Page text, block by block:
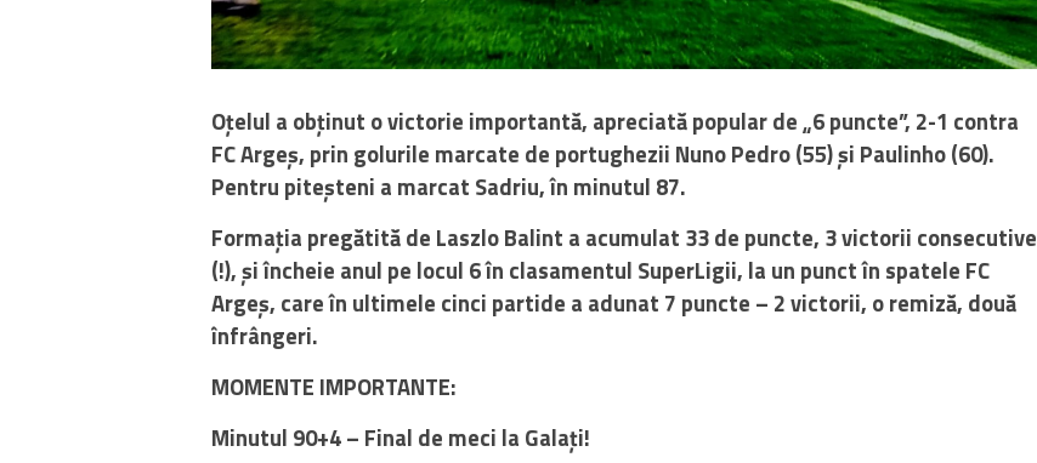
Oțelul a obținut o victorie importantă, apreciată popular de „6 puncte”, 2-1 contra
FC Argeș, prin golurile marcate de portughezii Nuno Pedro (55) și Paulinho (60).
Pentru piteșteni a marcat Sadriu, în minutul 87.
Formația pregătită de Laszlo Balint a acumulat 33 de puncte, 3 victorii consecutive
(!), și încheie anul pe locul 6 în clasamentul SuperLigii, la un punct în spatele FC
Argeș, care în ultimele cinci partide a adunat 7 puncte – 2 victorii, o remiză, două
înfrângeri.
MOMENTE IMPORTANTE:
Minutul 90+4 – Final de meci la Galați!